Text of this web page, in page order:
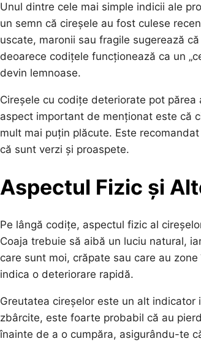
Unul dintre cele mai simple indicii ale
un semn că cireșele au fost culese
uscate, maronii sau fragile sugerează
deoarece codițele funcționează ca un
devin lemnoase.
Cireșele cu codițe deteriorate pot
aspect important de menționat este că
mult mai puțin plăcute. Este
că sunt verzi și proaspete.
Aspectul Fizic și
Pe lângă codițe, aspectul fizic al
Coaja trebuie să aibă un luciu natural,
care sunt moi, crăpate sau care au
indica o deteriorare rapidă.
Greutatea cireșelor este un alt
zbârcite, este foarte probabil că au
înainte de a o cumpăra, asigurându-te